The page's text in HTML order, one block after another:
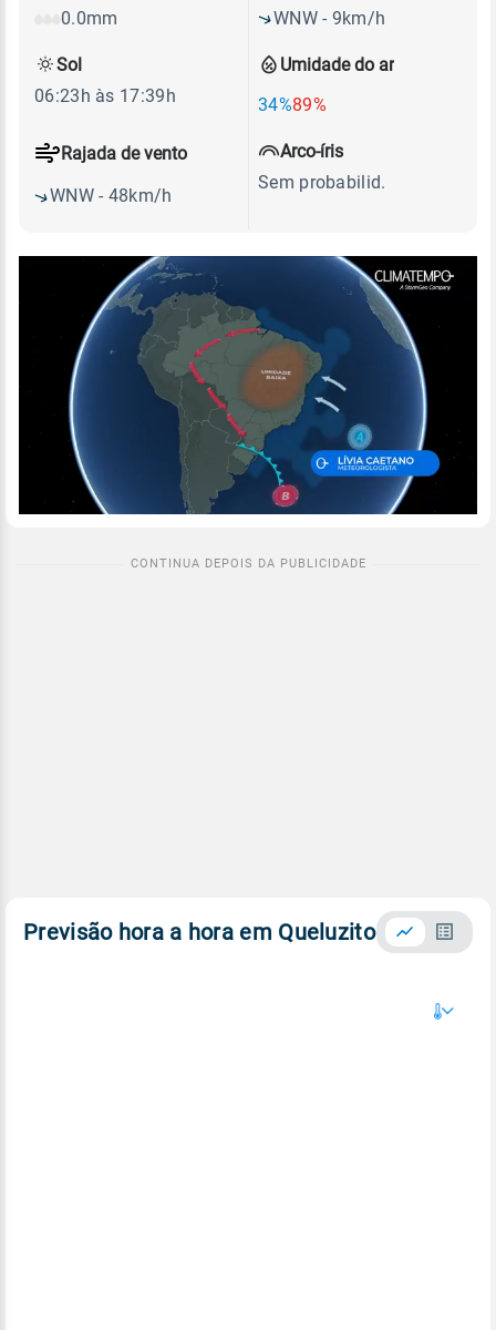
0.0mm
Umidade do ar
34%89%
WNW - 9km/h
Rajada de vento
WNW - 48km/h
Sol
06:23h às 17:39h
Arco-íris
Sem probabilid.
Previsão hora a hora em Queluzito